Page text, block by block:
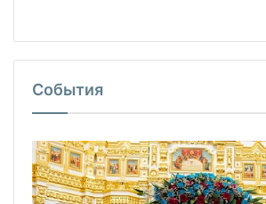
События